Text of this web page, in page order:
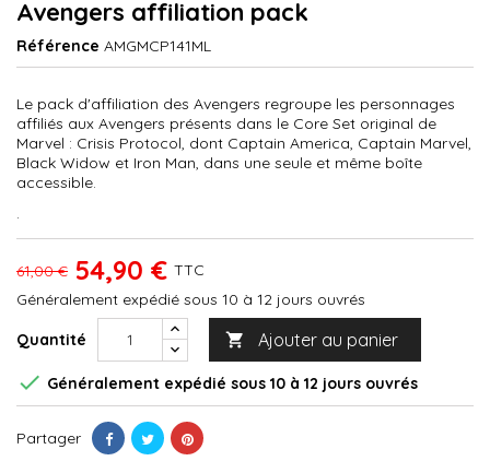
Avengers affiliation pack
Référence AMGMCP141ML
Le pack d'affiliation des Avengers regroupe les personnages
affiliés aux Avengers présents dans le Core Set original de
Marvel : Crisis Protocol, dont Captain America, Captain Marvel,
Black Widow et Iron Man, dans une seule et même boîte
accessible.
.
61,00 € 54,90 € TTC
Généralement expédié sous 10 à 12 jours ouvrés
Quantité  Ajouter au panier
 Généralement expédié sous 10 à 12 jours ouvrés
Partager